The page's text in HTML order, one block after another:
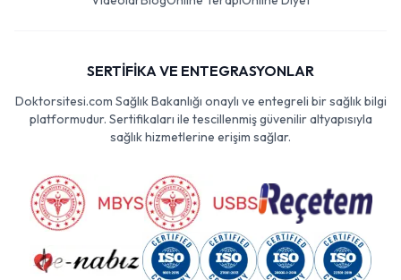
SERTİFİKA VE ENTEGRASYONLAR
Doktorsitesi.com Sağlık Bakanlığı onaylı ve entegreli bir sağlık bilgi
platformudur. Sertifikaları ile tescillenmiş güvenilir altyapısıyla
sağlık hizmetlerine erişim sağlar.